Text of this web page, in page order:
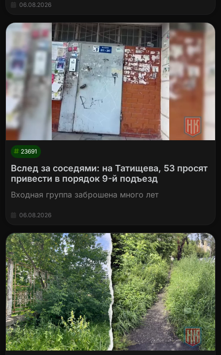
06.08.2026
23691
Вслед за соседями: на Татищева, 53 просят
привести в порядок 9-й подъезд
Входная группа заброшена много лет
06.08.2026